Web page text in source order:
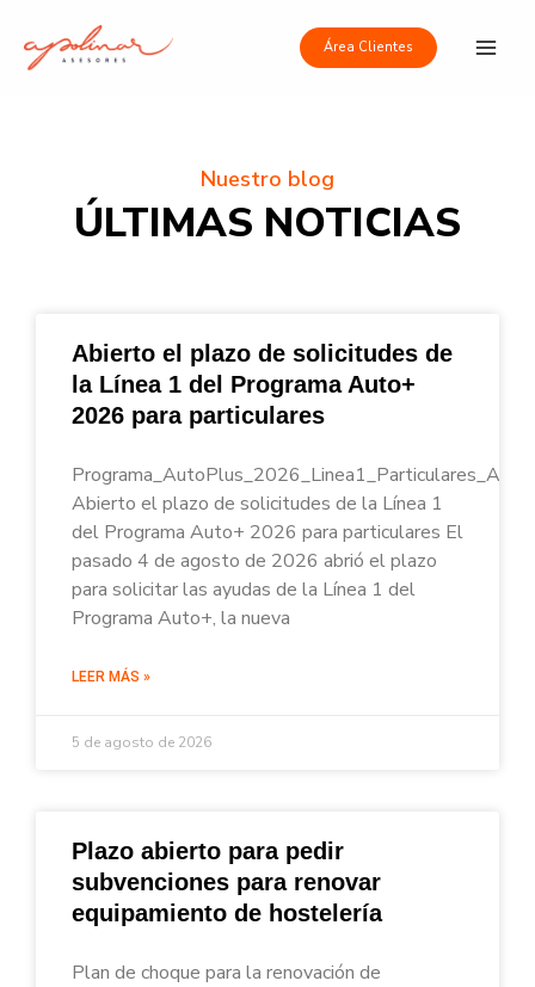
contenido
Área Clientes
Nuestro blog
ÚLTIMAS NOTICIAS
Abierto el plazo de solicitudes de
la Línea 1 del Programa Auto+
2026 para particulares
Abierto el plazo de solicitudes de la Línea 1
del Programa Auto+ 2026 para particulares El
pasado 4 de agosto de 2026 abrió el plazo
para solicitar las ayudas de la Línea 1 del
Programa Auto+, la nueva
LEER MÁS »
5 de agosto de 2026
Plazo abierto para pedir
subvenciones para renovar
equipamiento de hostelería
Plan de choque para la renovación de